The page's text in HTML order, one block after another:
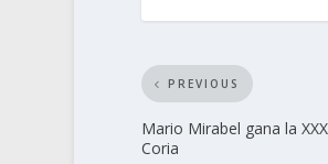
PREVIOUS
Mario Mirabel gana la
Coria